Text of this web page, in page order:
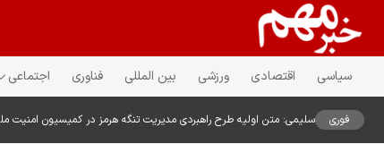
سیاسی اقتصادی ورزشی بین المللی فناوری اجتماعی
فوری سلیمی: متن اولیه طرح راهبردی مدیریت تنگه هرمز در کمیسیون امنیت